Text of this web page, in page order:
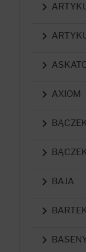



 AXIOM


 BAJA

 BASENY